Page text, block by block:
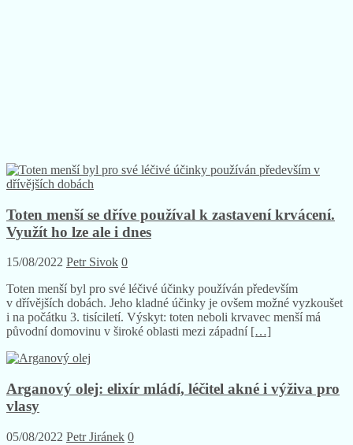
Toten menší se dříve používal k zastavení krvácení.
Využít ho lze ale i dnes
15/08/2022 Petr Sivok 0
Toten menší byl pro své léčivé účinky používán především
v dřívějších dobách. Jeho kladné účinky je ovšem možné vyzkoušet
i na počátku 3. tisíciletí. Výskyt: toten neboli krvavec menší má
původní domovinu v široké oblasti mezi západní […]
Arganový olej: elixír mládí, léčitel akné i výživa pro
vlasy
05/08/2022 Petr Jiránek 0